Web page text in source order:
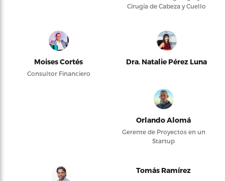
Cirugía de Cabeza y Cuello
Moises Cortés
Consultor Financiero
Dra. Natalie Pérez Luna
Orlando Alomá
Gerente de Proyectos en un
Startup
Tomás Ramírez